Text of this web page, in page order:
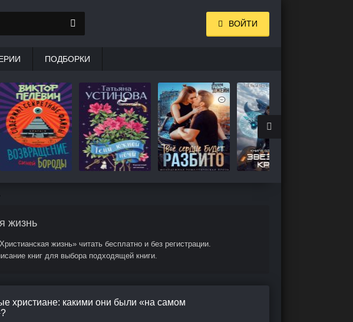
жизнь
жизнь» читать бесплатно и без регистрации.
книг для выбора подходящей книги.
христиане: какими они были «на самом
ВОЙТИ
ПОДБОРКИ